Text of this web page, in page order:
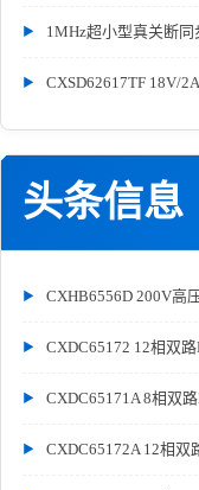
1MHz超小型真关断同
CXSD62617TF 18V/
头条信息
CXHB6556D 200V高
CXDC65172 12相双
CXDC65171A 8相双
CXDC65172A 12相双